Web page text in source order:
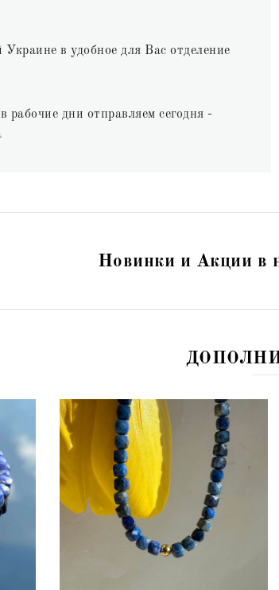
Украине в удобное для Вас отделение
рабочие дни отправляем сегодня -
Новинки и Акции в